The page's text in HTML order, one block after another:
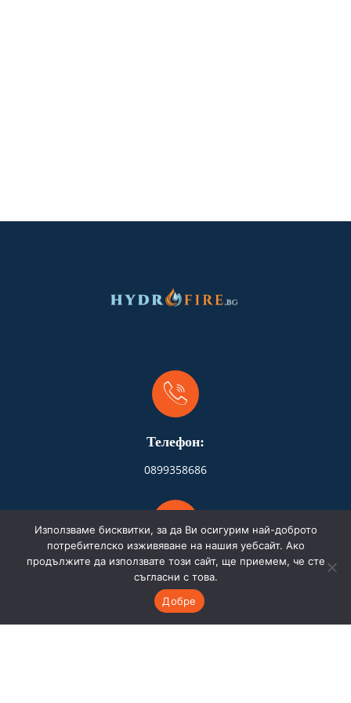
Телефон:
0899358686
Адрес:
Бургас
Използваме бисквитки, за да Ви осигурим най-доброто
потребителско изживяване на нашия уебсайт. Ако
продължите да използвате този сайт, ще приемем, че сте
съгласни с това.
Добре